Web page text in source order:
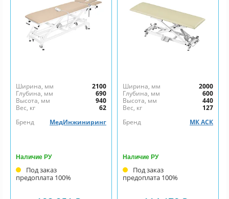
Ширина, мм
2100
Глубина, мм
690
Высота, мм
940
Вес, кг
62
Бренд
МедИнжиниринг
Наличие РУ
Под заказ
предоплата 100%
Ширина, мм
2000
Глубина, мм
600
Высота, мм
440
Вес, кг
127
Бренд
МК АСК
Наличие РУ
Под заказ
предоплата 100%